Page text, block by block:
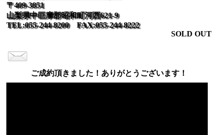
〒409-3851
山梨県中巨摩郡昭和町河西621-9
TEL:055-244-8200 FAX:055-244-8222
SOLD OUT
ご成約頂きました！ありがとうございます！